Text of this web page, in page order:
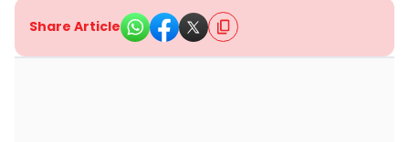
Share Article